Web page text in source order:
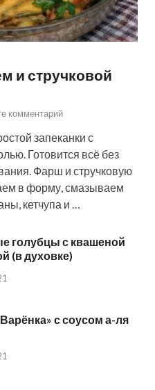
и стручковой
комментарий
запеканки с
Готовится всё без
Фарш и стручковую
в форму, смазываем
кетчупа и …
голубцы с квашеной
(в духовке)
с соусом а-ля